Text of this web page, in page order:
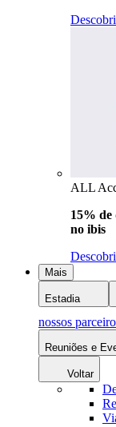
ALL
15% de
no ibis
Mais
Estadia
nossos
Reuniões e
Voltar